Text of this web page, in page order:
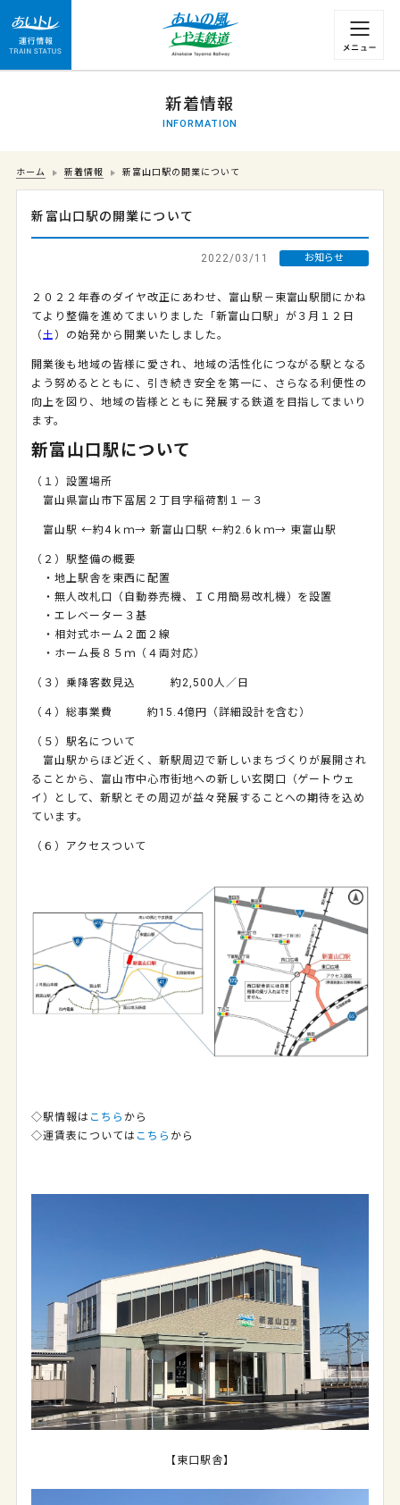
運行情報 列車の遅れ情報等についてはこちら
新着情報
INFORMATION
ホーム 新着情報 新富山口駅の開業について
新富山口駅の開業について
2022/03/11 お知らせ
２０２２年春のダイヤ改正にあわせ、富山駅－東富山駅間にかね
てより整備を進めてまいりました「新富山口駅」が３月１２日
（土 ）の始発から開業いたしました。
開業後も地域の皆様に愛され、地域の活性化につながる駅となる
よう努めるとともに、引き続き安全を第一に、さらなる利便性の
向上を図り、地域の皆様とともに発展する鉄道を目指してまいり
ます。
新富山口駅について
（１）設置場所
富山県富山市下冨居２丁目字稲荷割１－３
富山駅 ←約4ｋｍ→ 新富山口駅 ←約2.6ｋｍ→ 東富山駅
（２）駅整備の概要
・地上駅舎を東西に配置
・無人改札口（自動券売機、ＩＣ用簡易改札機）を設置
・エレベーター３基
・相対式ホーム２面２線
・ホーム長８５ｍ（４両対応）
（３）乗降客数見込 約2,500人／日
（４）総事業費 約15.4億円（詳細設計を含む）
（５）駅名について
富山駅からほど近く、新駅周辺で新しいまちづくりが展開され
ることから、 富山市中心市街地への新しい玄関口（ゲートウェ
イ）として、新駅とその周辺が益々発展することへの期待を込め
ています。
（６）アクセスついて
◇駅情報は こちら から
◇運賃表については こちら から
【東口駅舎】